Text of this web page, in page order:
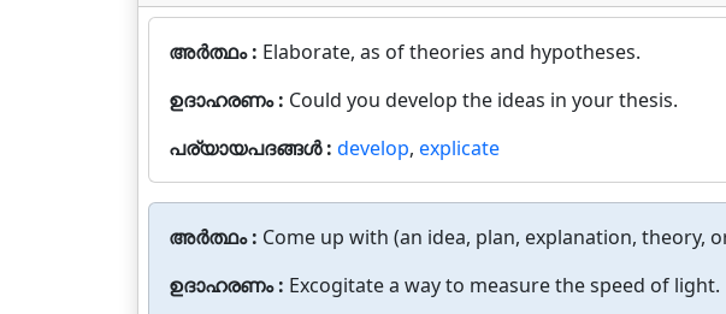
അർത്ഥം : Elaborate, as of theories and hypotheses.
ഉദാഹരണം : Could you develop the ideas in your thesis.
പര്യായപദങ്ങൾ : develop, explicate
അർത്ഥം : Come up with (an idea, plan, explanation, theory,
ഉദാഹരണം : Excogitate a way to measure the speed of light.